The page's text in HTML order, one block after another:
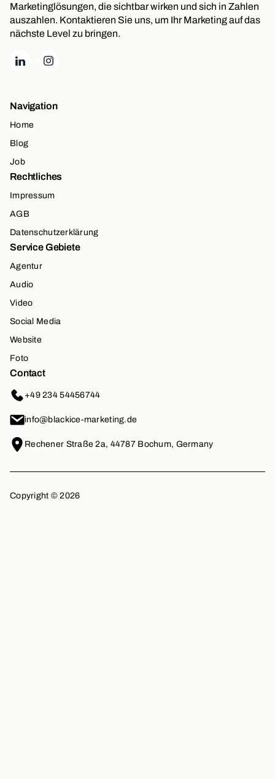
Marketinglösungen, die sichtbar wirken und sich in Zahlen
auszahlen. Kontaktieren Sie uns, um Ihr Marketing auf das
nächste Level zu bringen.
Navigation
Home
Blog
Job
Rechtliches
Impressum
AGB
Datenschutzerklärung
Service Gebiete
Agentur
Audio
Video
Social Media
Website
Foto
Contact
+49 234 54456744
info@blackice-marketing.de
Rechener Straße 2a, 44787 Bochum, Germany
Copyright ©2026